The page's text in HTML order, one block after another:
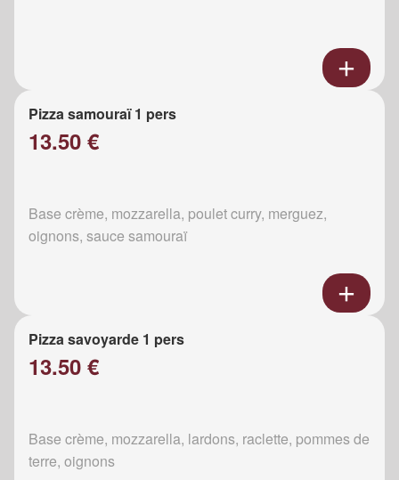
Pizza samouraï 1 pers
13.50 €
Base crème, mozzarella, poulet curry, merguez,
oignons, sauce samouraï
Pizza savoyarde 1 pers
13.50 €
Base crème, mozzarella, lardons, raclette, pommes de
terre, oignons